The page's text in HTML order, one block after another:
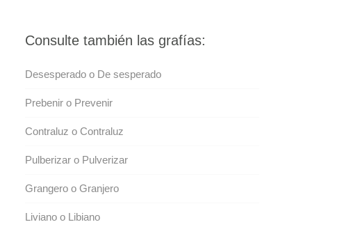
Consulte también las grafías:
Desesperado o De sesperado
Prebenir o Prevenir
Contraluz o Contraluz
Pulberizar o Pulverizar
Grangero o Granjero
Liviano o Libiano